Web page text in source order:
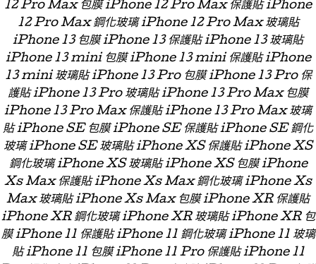
12 Pro Max 包膜 iPhone 12 Pro Max 保護貼 iPhone
12 Pro Max 鋼化玻璃 iPhone 12 Pro Max 玻璃貼
iPhone 13 包膜 iPhone 13 保護貼 iPhone 13 玻璃貼
iPhone 13 mini 包膜 iPhone 13 mini 保護貼 iPhone
13 mini 玻璃貼 iPhone 13 Pro 包膜 iPhone 13 Pro 保
護貼 iPhone 13 Pro 玻璃貼 iPhone 13 Pro Max 包膜
iPhone 13 Pro Max 保護貼 iPhone 13 Pro Max 玻璃
貼 iPhone SE 包膜 iPhone SE 保護貼 iPhone SE 鋼化
玻璃 iPhone SE 玻璃貼 iPhone XS 保護貼 iPhone XS
鋼化玻璃 iPhone XS 玻璃貼 iPhone XS 包膜 iPhone
Xs Max 保護貼 iPhone Xs Max 鋼化玻璃 iPhone Xs
Max 玻璃貼 iPhone Xs Max 包膜 iPhone XR 保護貼
iPhone XR 鋼化玻璃 iPhone XR 玻璃貼 iPhone XR 包
膜 iPhone 11 保護貼 iPhone 11 鋼化玻璃 iPhone 11 玻璃
貼 iPhone 11 包膜 iPhone 11 Pro 保護貼 iPhone 11